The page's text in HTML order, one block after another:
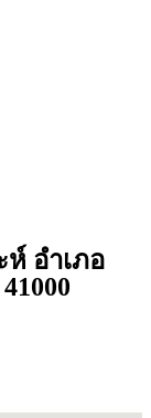
อำเภอ